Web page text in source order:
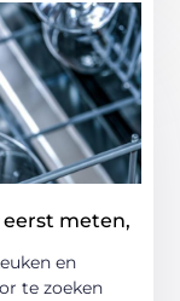
eerst meten,
en
te zoeken